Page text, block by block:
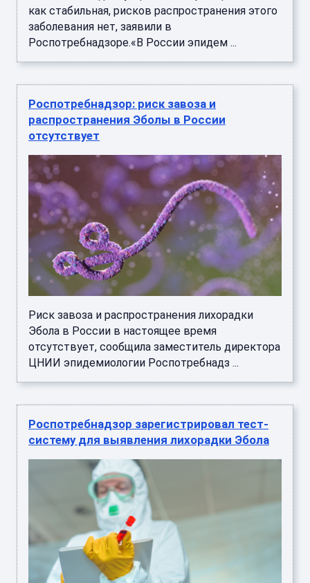
как стабильная, рисков распространения этого
заболевания нет, заявили в
Роспотребнадзоре.«В России эпидем ...
Роспотребнадзор: риск завоза и
распространения Эболы в России
отсутствует
Риск завоза и распространения лихорадки
Эбола в России в настоящее время
отсутствует, сообщила заместитель директора
ЦНИИ эпидемиологии Роспотребнадз ...
Роспотребнадзор зарегистрировал тест-
систему для выявления лихорадки Эбола